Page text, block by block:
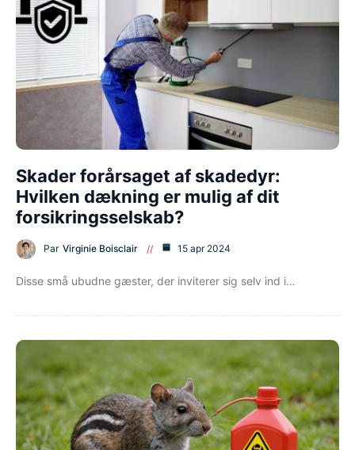
Skader forårsaget af skadedyr:
Hvilken dækning er mulig af dit
forsikringsselskab?
Par Virginie Boisclair 15 apr 2024
Disse små ubudne gæster, der inviterer sig selv ind i…